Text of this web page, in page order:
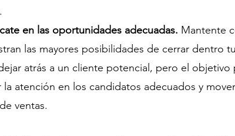
en las oportunidades adecuadas. Mantente
las mayores posibilidades de cerrar dentro
atrás a un cliente potencial, pero el objetivo
la atención en los candidatos adecuados y
ventas.